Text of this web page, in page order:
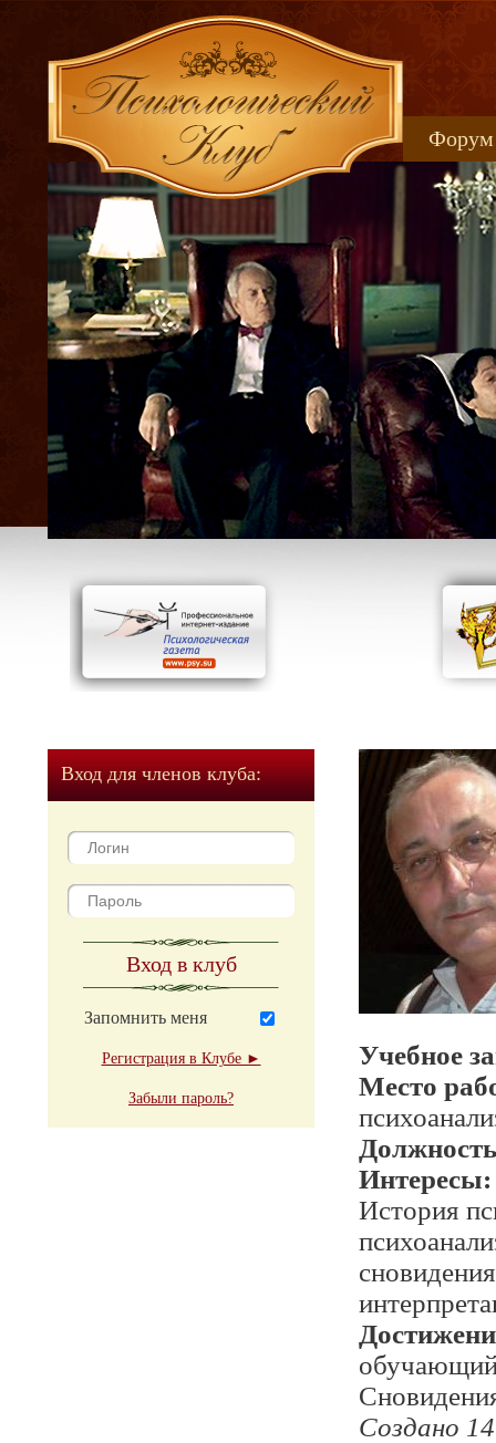
Форум
Вход для членов клуба:
Вход в клуб
Запомнить меня
Регистрация в Клубе ►
Забыли пароль?
Учебное
Место
Интересы:
История
Создано